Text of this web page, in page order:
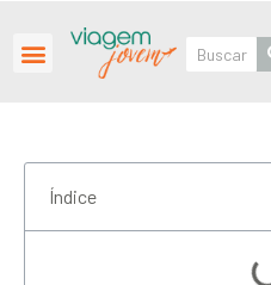
Índice